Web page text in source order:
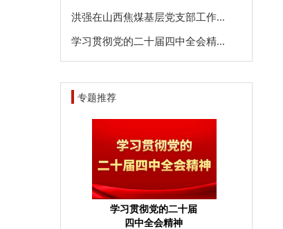
洪强在山西焦煤基层党支部工作...
学习贯彻党的二十届四中全会精...
专题推荐
学习贯彻党的二十届
四中全会精神